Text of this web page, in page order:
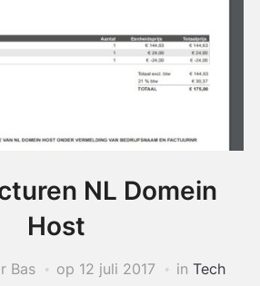
NL Domein
Host
Bas op 12 juli 2017 in Tech